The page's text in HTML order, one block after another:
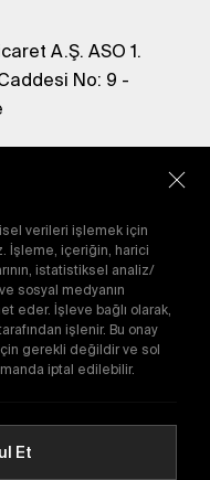
A.Ş. ASO 1.
No: 9 -
Gönder
kabul etmiş
verileri işlemek için
İşleme, içeriğin, harici
istatistiksel analiz/
sosyal medyanın
eder. İşleve bağlı olarak,
işlenir. Bu onay
gerekli değildir ve sol
iptal edilebilir.
Et